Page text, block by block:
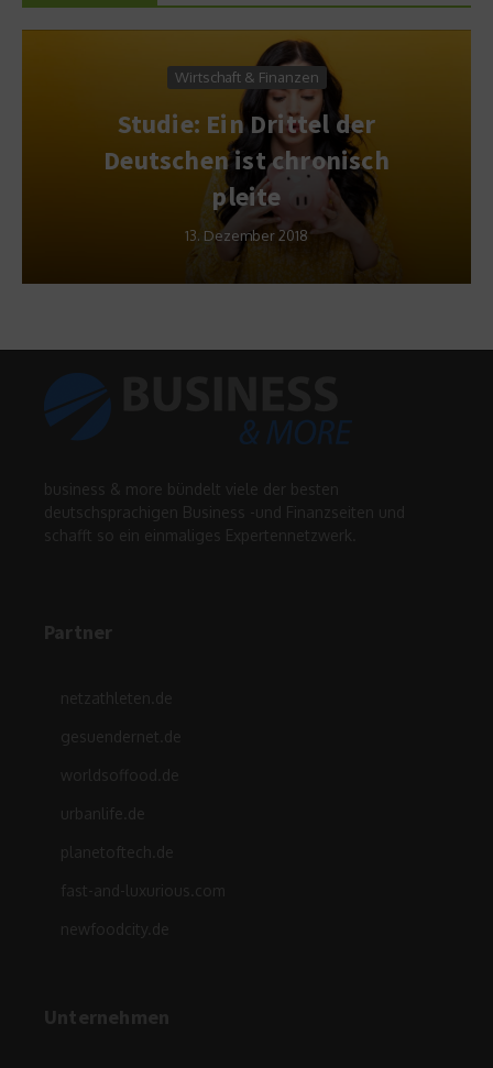
Wirtschaft & Finanzen
Studie: Ein Drittel der
Deutschen ist chronisch
pleite
13. Dezember 2018
business & more bündelt viele der besten
deutschsprachigen Business -und Finanzseiten und
schafft so ein einmaliges Expertennetzwerk.
Partner
netzathleten.de
gesuendernet.de
worldsoffood.de
urbanlife.de
planetoftech.de
fast-and-luxurious.com
newfoodcity.de
Unternehmen